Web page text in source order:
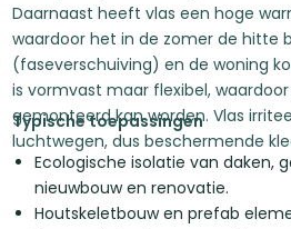
Daarnaast heeft vlas een hoge
waardoor het in de zomer de hitte
(faseverschuiving) en de woning
is vormvast maar flexibel,
gemonteerd kan worden. Vlas
luchtwegen, dus beschermende
Typische toepassingen
Ecologische isolatie van daken,
nieuwbouw en renovatie.
Houtskeletbouw en prefab